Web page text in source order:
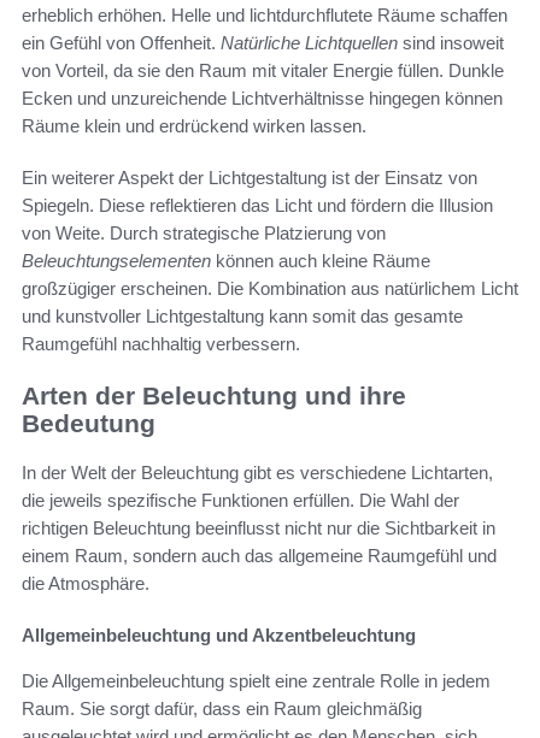
erheblich erhöhen. Helle und lichtdurchflutete Räume schaffen
ein Gefühl von Offenheit. Natürliche Lichtquellen sind insoweit
von Vorteil, da sie den Raum mit vitaler Energie füllen. Dunkle
Ecken und unzureichende Lichtverhältnisse hingegen können
Räume klein und erdrückend wirken lassen.
Ein weiterer Aspekt der Lichtgestaltung ist der Einsatz von
Spiegeln. Diese reflektieren das Licht und fördern die Illusion
von Weite. Durch strategische Platzierung von
Beleuchtungselementen können auch kleine Räume
großzügiger erscheinen. Die Kombination aus natürlichem Licht
und kunstvoller Lichtgestaltung kann somit das gesamte
Raumgefühl nachhaltig verbessern.
Arten der Beleuchtung und ihre
Bedeutung
In der Welt der Beleuchtung gibt es verschiedene Lichtarten,
die jeweils spezifische Funktionen erfüllen. Die Wahl der
richtigen Beleuchtung beeinflusst nicht nur die Sichtbarkeit in
einem Raum, sondern auch das allgemeine Raumgefühl und
die Atmosphäre.
Allgemeinbeleuchtung und Akzentbeleuchtung
Die Allgemeinbeleuchtung spielt eine zentrale Rolle in jedem
Raum. Sie sorgt dafür, dass ein Raum gleichmäßig